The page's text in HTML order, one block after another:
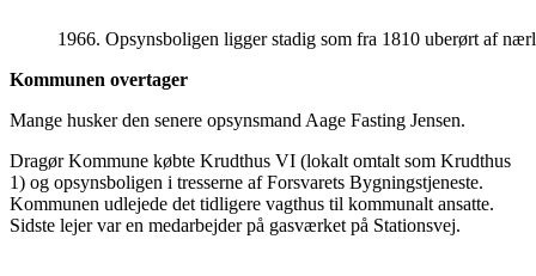
1966. Opsynsboligen ligger stadig som fra 1810 uberørt af
Kommunen overtager
Mange husker den senere opsynsmand Aage Fasting Jensen.
Dragør Kommune købte Krudthus VI (lokalt omtalt som Krudthus
1) og opsynsboligen i tresserne af Forsvarets Bygningstjeneste.
Kommunen udlejede det tidligere vagthus til kommunalt ansatte.
Sidste lejer var en medarbejder på gasværket på Stationsvej.